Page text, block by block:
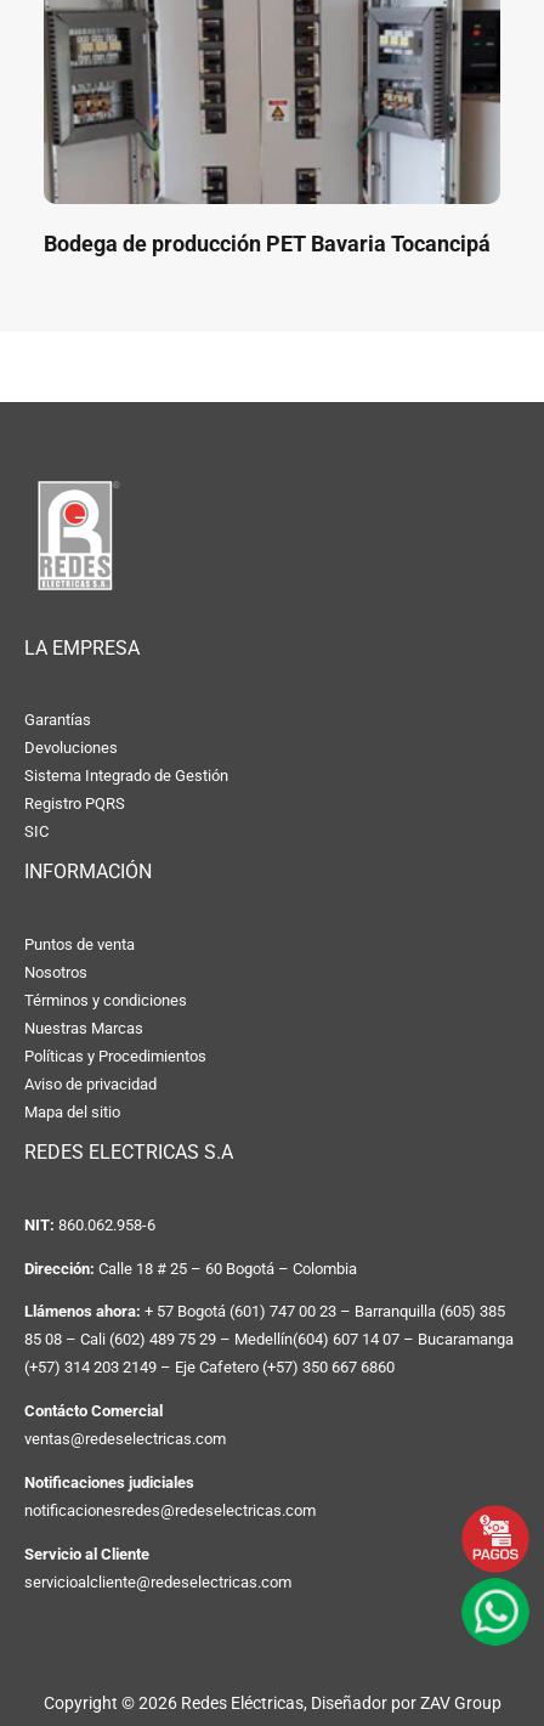
Bodega de producción PET Bavaria Tocancipá
LA EMPRESA
Garantías
Devoluciones
Sistema Integrado de Gestión
Registro PQRS
SIC
INFORMACIÓN
Puntos de venta
Nosotros
Términos y condiciones
Nuestras Marcas
Políticas y Procedimientos
Aviso de privacidad
Mapa del sitio
REDES ELECTRICAS S.A
NIT: 860.062.958-6
Dirección: Calle 18 # 25 – 60 Bogotá – Colombia
Llámenos ahora: + 57 Bogotá (601) 747 00 23 – Barranquilla (605) 385
85 08 – Cali (602) 489 75 29 – Medellín(604) 607 14 07 – Bucaramanga
(+57) 314 203 2149 – Eje Cafetero (+57) 350 667 6860
Contácto Comercial
ventas@redeselectricas.com
Notificaciones judiciales
notificacionesredes@redeselectricas.com
Servicio al Cliente
servicioalcliente@redeselectricas.com
Copyright © 2026 Redes Eléctricas, Diseñador porZAV Group